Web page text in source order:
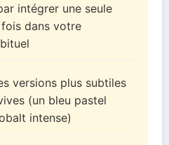
intégrer une seule
dans votre
versions plus subtiles
(un bleu pastel
intense)